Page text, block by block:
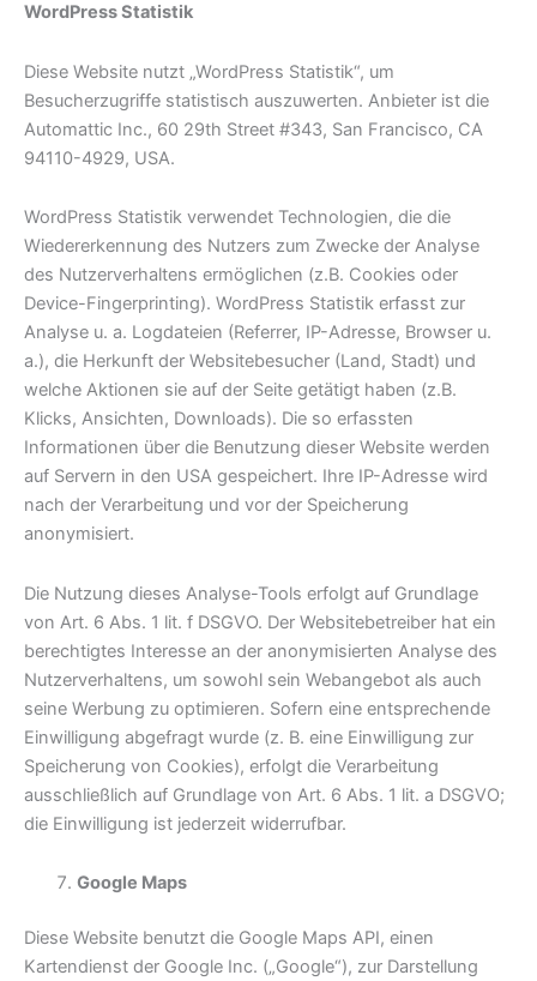
WordPress Statistik
Diese Website nutzt „WordPress Statistik“, um
Besucherzugriffe statistisch auszuwerten. Anbieter ist die
Automattic Inc., 60 29th Street #343, San Francisco, CA
94110-4929, USA.
WordPress Statistik verwendet Technologien, die die
Wiedererkennung des Nutzers zum Zwecke der Analyse
des Nutzerverhaltens ermöglichen (z.B. Cookies oder
Device-Fingerprinting). WordPress Statistik erfasst zur
Analyse u. a. Logdateien (Referrer, IP-Adresse, Browser u.
a.), die Herkunft der Websitebesucher (Land, Stadt) und
welche Aktionen sie auf der Seite getätigt haben (z.B.
Klicks, Ansichten, Downloads). Die so erfassten
Informationen über die Benutzung dieser Website werden
auf Servern in den USA gespeichert. Ihre IP-Adresse wird
nach der Verarbeitung und vor der Speicherung
anonymisiert.
Die Nutzung dieses Analyse-Tools erfolgt auf Grundlage
von Art. 6 Abs. 1 lit. f DSGVO. Der Websitebetreiber hat ein
berechtigtes Interesse an der anonymisierten Analyse des
Nutzerverhaltens, um sowohl sein Webangebot als auch
seine Werbung zu optimieren. Sofern eine entsprechende
Einwilligung abgefragt wurde (z. B. eine Einwilligung zur
Speicherung von Cookies), erfolgt die Verarbeitung
ausschließlich auf Grundlage von Art. 6 Abs. 1 lit. a DSGVO;
die Einwilligung ist jederzeit widerrufbar.
Google Maps
Diese Website benutzt die Google Maps API, einen
Kartendienst der Google Inc. („Google“), zur Darstellung